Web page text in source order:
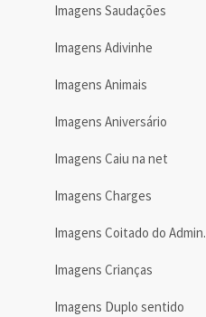
Imagens Saudações
Imagens Adivinhe
Imagens Animais
Imagens Aniversário
Imagens Caiu na net
Imagens Charges
Imagens Coitado do Admin.
Imagens Crianças
Imagens Duplo sentido